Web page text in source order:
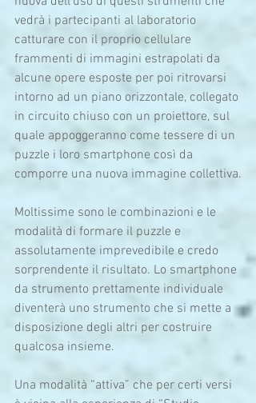
vedrà i partecipanti al laboratorio
catturare con il proprio cellulare
frammenti di immagini estrapolati da
alcune opere esposte per poi ritrovarsi
intorno ad un piano orizzontale, collegato
in circuito chiuso con un proiettore, sul
quale appoggeranno come tessere di un
puzzle i loro smartphone così da
comporre una nuova immagine collettiva.
Moltissime sono le combinazioni e le
modalità di formare il puzzle e
assolutamente imprevedibile e credo
sorprendente il risultato. Lo smartphone
da strumento prettamente individuale
diventerà uno strumento che si mette a
disposizione degli altri per costruire
qualcosa insieme.
Una modalità “attiva” che per certi versi